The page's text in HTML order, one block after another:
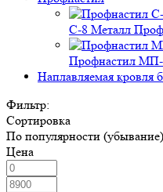
C-8 Металл
Профнастил
Наплавляемая кровля
Фильтр:
Сортировка
По популярности (убывание)
Цена